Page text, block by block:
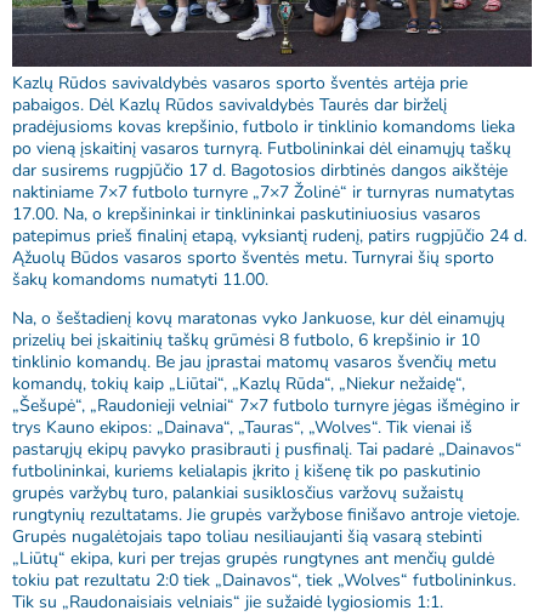
Kazlų Rūdos savivaldybės vasaros sporto šventės artėja prie
pabaigos. Dėl Kazlų Rūdos savivaldybės Taurės dar birželį
pradėjusioms kovas krepšinio, futbolo ir tinklinio komandoms lieka
po vieną įskaitinį vasaros turnyrą. Futbolininkai dėl einamųjų taškų
dar susirems rugpjūčio 17 d. Bagotosios dirbtinės dangos aikštėje
naktiniame 7×7 futbolo turnyre „7×7 Žolinė“ ir turnyras numatytas
17.00. Na, o krepšininkai ir tinklininkai paskutiniuosius vasaros
patepimus prieš finalinį etapą, vyksiantį rudenį, patirs rugpjūčio 24 d.
Ąžuolų Būdos vasaros sporto šventės metu. Turnyrai šių sporto
šakų komandoms numatyti 11.00.
Na, o šeštadienį kovų maratonas vyko Jankuose, kur dėl einamųjų
prizelių bei įskaitinių taškų grūmėsi 8 futbolo, 6 krepšinio ir 10
tinklinio komandų. Be jau įprastai matomų vasaros švenčių metu
komandų, tokių kaip „Liūtai“, „Kazlų Rūda“, „Niekur nežaidę“,
„Šešupė“, „Raudonieji velniai“ 7×7 futbolo turnyre jėgas išmėgino ir
trys Kauno ekipos: „Dainava“, „Tauras“, „Wolves“. Tik vienai iš
pastarųjų ekipų pavyko prasibrauti į pusfinalį. Tai padarė „Dainavos“
futbolininkai, kuriems kelialapis įkrito į kišenę tik po paskutinio
grupės varžybų turo, palankiai susiklosčius varžovų sužaistų
rungtynių rezultatams. Jie grupės varžybose finišavo antroje vietoje.
Grupės nugalėtojais tapo toliau nesiliaujanti šią vasarą stebinti
„Liūtų“ ekipa, kuri per trejas grupės rungtynes ant menčių guldė
tokiu pat rezultatu 2:0 tiek „Dainavos“, tiek „Wolves“ futbolininkus.
Tik su „Raudonaisiais velniais“ jie sužaidė lygiosiomis 1:1.